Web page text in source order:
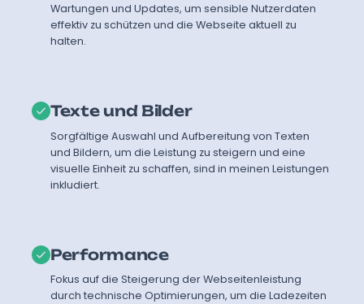
Wartungen und Updates, um sensible Nutzerdaten
effektiv zu schützen und die Webseite aktuell zu
halten.
Texte und Bilder
Sorgfältige Auswahl und Aufbereitung von Texten
und Bildern, um die Leistung zu steigern und eine
visuelle Einheit zu schaffen, sind in meinen Leistungen
inkludiert.
Performance
Fokus auf die Steigerung der Webseitenleistung
durch technische Optimierungen, um die Ladezeiten